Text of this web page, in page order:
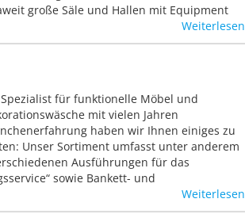
große Säle und Hallen mit Equipment
Weiterlesen
für funktionelle Möbel und
mit vielen Jahren
haben wir Ihnen einiges zu
Unser Sortiment umfasst unter anderem
Ausführungen für das
sowie Bankett- und
Weiterlesen